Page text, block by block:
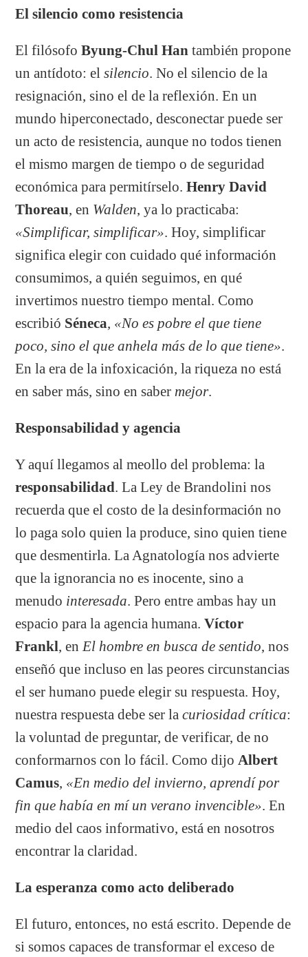
El silencio como resistencia
El filósofoByung-Chul Han también propone
un antídoto: elsilencio . No el silencio de la
resignación, sino el de la reflexión. En un
mundo hiperconectado, desconectar puede ser
un acto de resistencia, aunque no todos tienen
el mismo margen de tiempo o de seguridad
económica para permitírselo.Henry David
Thoreau , en Walden , ya lo practicaba:
«Simplificar, simplificar» . Hoy, simplificar
significa elegir con cuidado qué información
consumimos, a quién seguimos, en qué
invertimos nuestro tiempo mental. Como
escribió Séneca «No es pobre el que tiene
poco, sino el que anhela más de lo que tiene»
En la era de la infoxicación, la riqueza no está
en saber más, sino en saber mejor.
Responsabilidad y agencia
Y aquí llegamos al meollo del problema: la
responsabilidad . La Ley de Brandolini nos
recuerda que el costo de la desinformación no
lo paga solo quien la produce, sino quien tiene
que desmentirla. La Agnatología nos advierte
que la ignorancia no es inocente, sino a
menudo interesada . Pero entre ambas hay un
espacio para la agencia humana.Víctor
Frankl , en El hombre en busca de sentido , nos
enseñó que incluso en las peores circunstancias
el ser humano puede elegir su respuesta. Hoy,
nuestra respuesta debe ser lacuriosidad crítica:
la voluntad de preguntar, de verificar, de no
conformarnos con lo fácil. Como dijo Albert
Camus «En medio del invierno, aprendí por
fin que había en mí un verano invencible» . En
medio del caos informativo, está en nosotros
encontrar la claridad.
La esperanza como acto deliberado
El futuro, entonces, no está escrito. Depende de
si somos capaces de transformar el exceso de